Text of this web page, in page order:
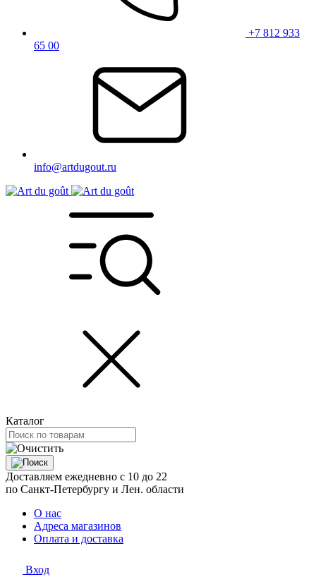
+7 812 933
65 00
info@artdugout.ru
Каталог
Доставляем ежедневно с 10 до 22
по Санкт-Петербургу и Лен. области
О нас
Адреса магазинов
Оплата и доставка
Вход